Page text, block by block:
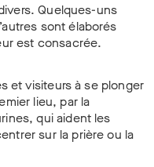
Quelques-uns
sont élaborés
est consacrée.
et visiteurs à se plonger
lieu, par la
qui aident les
sur la prière ou la